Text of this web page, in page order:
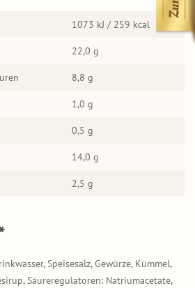
1073 kJ / 259 kcal
22,0 g
8,8 g
1,0 g
0,5 g
14,0 g
2,5 g
Speisesalz, Gewürze, Kümmel,
Säureregulatoren: Natriumacetate,